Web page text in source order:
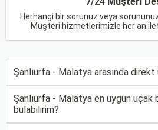
Herhangi bir sorunuz veya sorununuz
Müşteri hizmetlerimizle her an
Şanlıurfa - Malatya arasında direkt
Şanlıurfa - Malatya en uygun uçak
bulabilirim?